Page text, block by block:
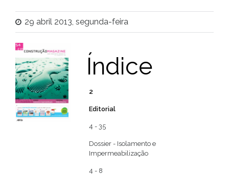
29 abril 2013, segunda-feira
Índice
2
Editorial
4 - 35
Dossier - Isolamento e
Impermeabilização
4 - 8